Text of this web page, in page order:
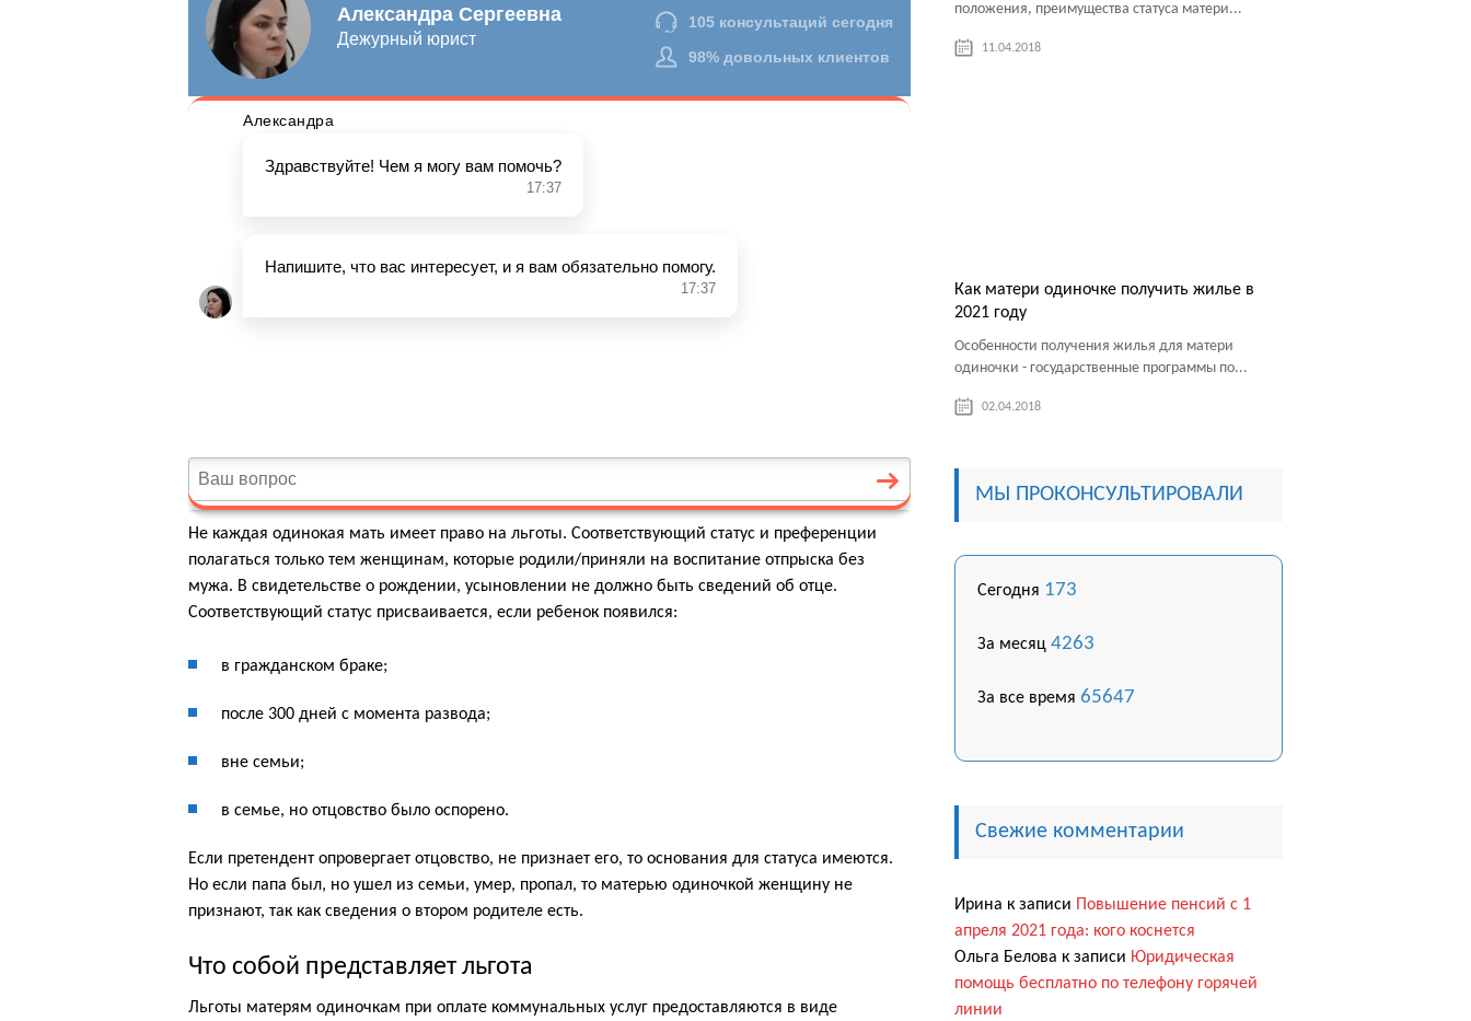
Не каждая одинокая мать имеет право на льготы. Соответствующий статус и преференции
полагаться только тем женщинам, которые родили/приняли на воспитание отпрыска без
мужа. В свидетельстве о рождении, усыновлении не должно быть сведений об отце.
Соответствующий статус присваивается, если ребенок появился:
в гражданском браке;
после 300 дней с момента развода;
вне семьи;
в семье, но отцовство было оспорено.
Если претендент опровергает отцовство, не признает его, то основания для статуса имеются.
Но если папа был, но ушел из семьи, умер, пропал, то матерью одиночкой женщину не
признают, так как сведения о втором родителе есть.
Что собой представляет льгота
Льготы матерям одиночкам при оплате коммунальных услуг предоставляются в виде
положения, преимущества статуса матери...
11.04.2018
Как матери одиночке получить жилье в
2021 году
Особенности получения жилья для матери
одиночки - государственные программы по...
02.04.2018
МЫ ПРОКОНСУЛЬТИРОВАЛИ
Сегодня 173
За месяц 4263
За все время 65647
Свежие комментарии
Ирина к записи
Повышение пенсий с 1
апреля 2021 года: кого коснется
Ольга Белова к записи Юридическая
помощь бесплатно по телефону горячей
линии